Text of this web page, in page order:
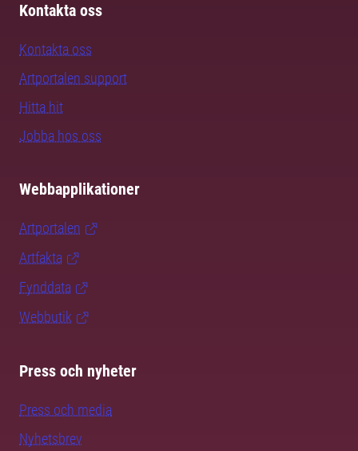
Kontakta oss
Kontakta oss
Artportalen support
Hitta hit
Jobba hos oss
Webbapplikationer
Artportalen
Artfakta
Fynddata
Webbutik
Press och nyheter
Press och media
Nyhetsbrev